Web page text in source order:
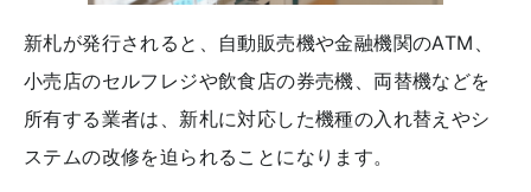
新札が発行されると、自動販売機や金融機関のATM、
小売店のセルフレジや飲食店の券売機、両替機などを
所有する業者は、新札に対応した機種の入れ替えやシ
ステムの改修を迫られることになります。